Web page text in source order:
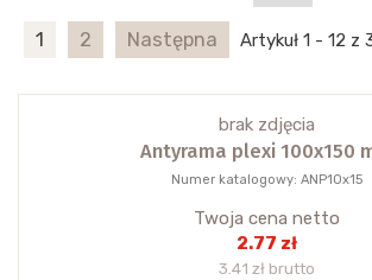
1 2 Następna Artykuł 1 - 12 z
brak zdjęcia
Antyrama plexi 100x150
Numer katalogowy: ANP10x15
Twoja cena netto
2.77 zł
3.41 zł brutto